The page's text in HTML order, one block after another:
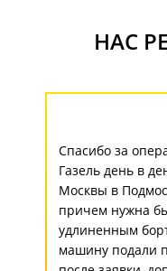
НАС
Спасибо за
Газель день в
Москвы в
причем нужна
удлиненным
машину подали